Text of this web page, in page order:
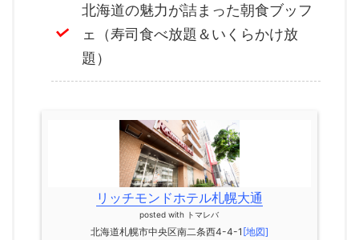
北海道の魅力が詰まった朝食ブッフ
ェ（寿司食べ放題＆いくらかけ放
題）
リッチモンドホテル札幌大通
posted with トマレバ
北海道札幌市中央区南二条西4-4-1 [地図]